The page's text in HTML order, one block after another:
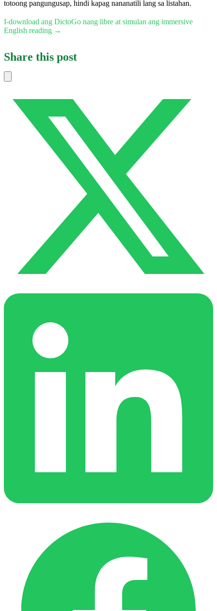
totoong pangungusap, hindi kapag nananatili lang sa listahan.
I-download ang DictoGo nang libre at simulan ang immersive
English reading →
Share this post